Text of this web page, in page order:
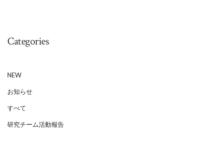
Categories
NEW
お知らせ
すべて
研究チーム活動報告